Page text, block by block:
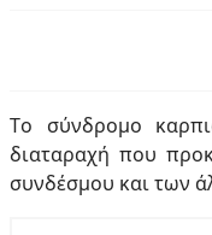
Τo σύνδρομο
διαταραχή που
συνδέσμου και των